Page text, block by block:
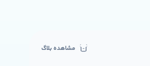
مشاهده بلاگ